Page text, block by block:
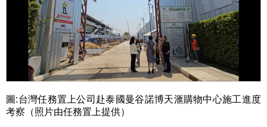
圖 :台灣任務置上公司赴泰國曼谷諾博天滙購物中心施工進度
考察（照片由任務置上提供）